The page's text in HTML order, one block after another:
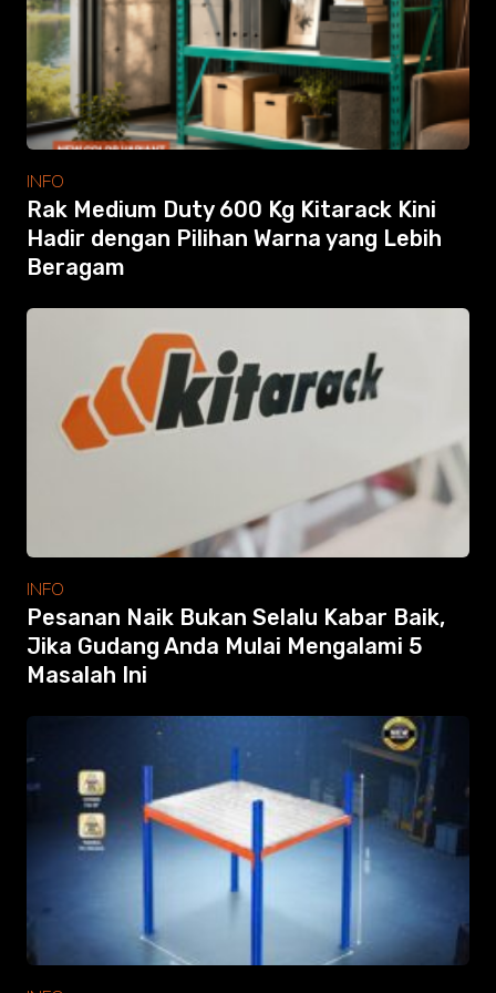
Modular Mezanine
Accessories
Info
Gallery
Photo
Video
Clients
Contact
INFO
Rak Medium Duty 600 Kg Kitarack Kini
Hadir dengan Pilihan Warna yang Lebih
Beragam
INFO
Pesanan Naik Bukan Selalu Kabar Baik,
Jika Gudang Anda Mulai Mengalami 5
Masalah Ini
Search